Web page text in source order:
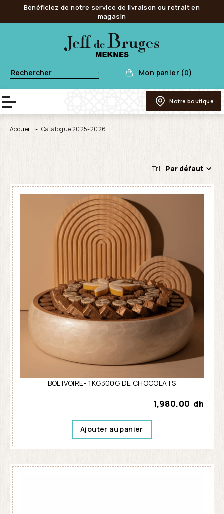
Bénéficiez de notre service de livraison ou retrait en
magasin
Mon panier (0)
Notre boutique
Accueil Catalogue 2025-2026
Tri Par défaut
BOL IVOIRE- 1KG300G DE CHOCOLATS
1,980.00 dh
Ajouter au panier